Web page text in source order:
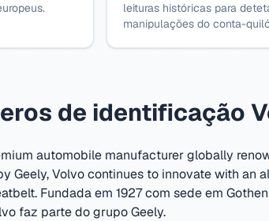
leituras históricas para
manipulações do conta-
de identificação
automobile manufacturer globally
Geely, Volvo continues to innovate with
Fundada em 1927 com sede em
faz parte do grupo Geely.